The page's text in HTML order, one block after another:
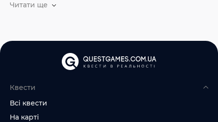
Читати ще
Квести
Всі квести
На карті